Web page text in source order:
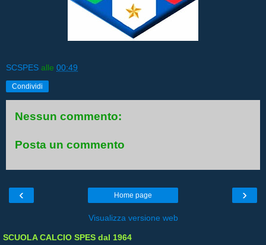
SCSPES alle 00:49
Condividi
Nessun commento:
Posta un commento
‹ ›
Home page
Visualizza versione web
SCUOLA CALCIO SPES dal 1964